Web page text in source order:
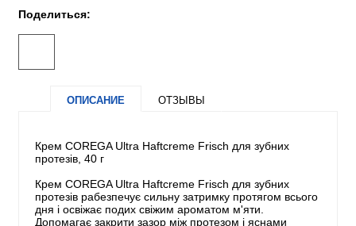
Поделиться:
ОПИСАНИЕ ОТЗЫВЫ
Крем COREGA Ultra Haftcreme Frisch для зубних
протезів, 40 г
Крем COREGA Ultra Haftcreme Frisch для зубних
протезів pабезпечує сильну затримку протягом всього
дня і освіжає подих свіжим ароматом м'яти.
Допомагає закрити зазор між протезом і яснами